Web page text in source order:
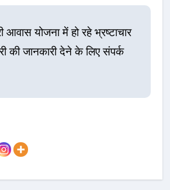
आवास योजना में हो रहे भ्रष्टाचार
की जानकारी देने के लिए संपर्क